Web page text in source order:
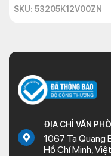
SKU: 53205K12V00ZN
ĐỊA CHỈ VĂN
1067 Tạ Quang
Hồ Chí Minh,